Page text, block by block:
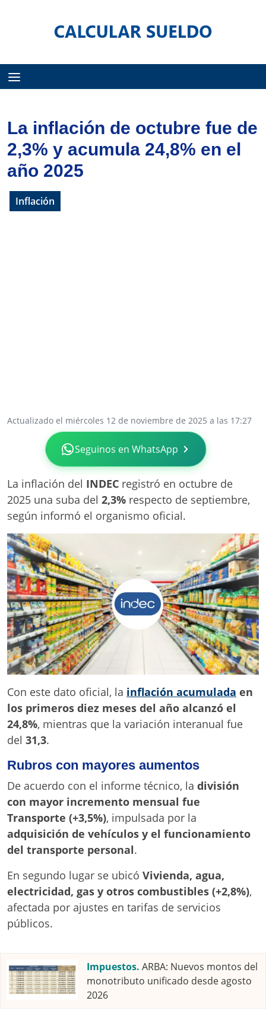
La inflación de octubre fue de
2,3% y acumula 24,8% en el
año 2025
Inflación
Actualizado el miércoles 12 de noviembre de 2025 a las 17:27
Seguinos en WhatsApp
La inflación del INDEC registró en octubre de
2025 una suba del 2,3% respecto de septiembre,
según informó el organismo oficial.
Con este dato oficial, la inflación acumulada en
los primeros diez meses del año alcanzó el
24,8%, mientras que la variación interanual fue
del 31,3.
Rubros con mayores aumentos
De acuerdo con el informe técnico, la división
con mayor incremento mensual fue
Transporte (+3,5%), impulsada por la
adquisición de vehículos y el funcionamiento
del transporte personal.
En segundo lugar se ubicó Vivienda, agua,
electricidad, gas y otros combustibles (+2,8%),
afectada por ajustes en tarifas de servicios
públicos.
Impuestos. ARBA: Nuevos montos del
monotributo unificado desde agosto
2026